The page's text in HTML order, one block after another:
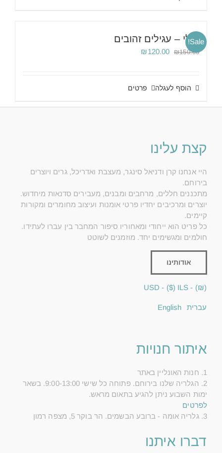
Sale!ג'ולי – עגילים זהובים
₪150.00
המחיר
₪150.00.
₪120.00
המחיר
הוסף לעגלה פרטים
קצת עלינו
היי אנחנו קרן ודניאל סינגר, מעצבת ואדריכל, גרים ויוצרים
בירוחם.
מתכננים חללים, מרחבים ומבנים, מעבירים סדנאות מיחדוש.
יוצרים ומרכיבים יחדיו פרטי אומנות ועיצוב מחומרים ומקורות
קיימים.
כל פריט הוא ייחודי ומאחוריו סיפור המחבר בין עברו לעתידו.
חולמים ומגשימים יחד. מוזמנים לשוטט
אודותינו
(₪) - ILS
($) - USD
עברית English
איתור חנויות
1. חנות האונליין באתר
2. הגלריה שלנו בירוחם. פתוחה כל שישי 9:00-13:00. בשאר
ימות השבוע ניתן להגיע בתאום מראש.
לפרטים
3. גלריה אומה - ברובע הבשמים. הר בוקר 5, מצפה רמון
דברו איתנו